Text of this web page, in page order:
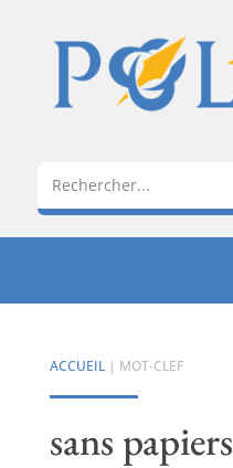
ACCUEIL| MOT-CLEF
sans papiers